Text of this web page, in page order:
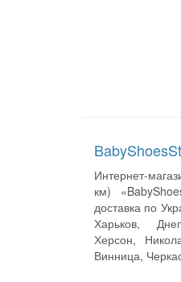
Интернет-
км)
доставка по
Харьков,
Херсон,
Винница,